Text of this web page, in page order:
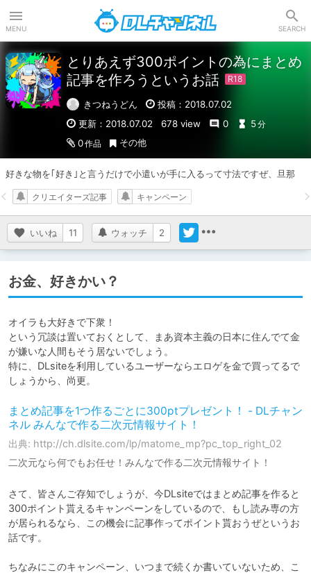
MENU SEARCH
とりあえず300ポイントの為にまとめ
記事を作ろうというお話
きつねうどん
投稿：2018.07.02
更新：2018.07.02
678 view 0 5分
0作品 その他
好きな物を｢好き｣と言うだけで小遣いが手に入るって寸法ですぜ、旦那
いいね 11 ウォッチ 2
クリエイターズ記事 キャンペーン
お金、好きかい？
オイラも大好きで下衆！
という冗談は置いておくとして、まあ資本主義の日本に住んでて金
が嫌いな人間もそう居ないでしょう。
特に、DLsiteを利用しているユーザーならエロゲを金で買ってるで
しょうから、尚更。
まとめ記事を1つ作るごとに300ptプレゼント！ - DLチャン
ネル みんなで作る二次元情報サイト！
出典: http://ch.dlsite.com/lp/matome_mp?pc_top_right_02
二次元なら何でもお任せ！みんなで作る二次元情報サイト！
さて、皆さんご存知でしょうが、今DLsiteではまとめ記事を作ると
300ポイント貰えるキャンペーンをしているので、もし読み専の方
が居られるなら、この機会に記事作ってポイント貰おうぜというお
話です。
ちなみにこのキャンペーン、いつまで続くか書いていないため、こ